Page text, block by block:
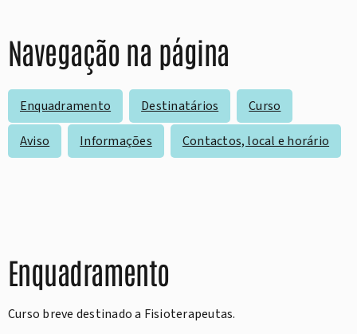
Navegação na página
Enquadramento Destinatários
Curso
Aviso
Informações Contactos, local e horário
Enquadramento
Curso breve destinado a Fisioterapeutas.